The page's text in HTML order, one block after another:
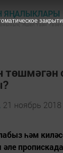
ЯҢАЛЫКЛАРЫ
"Яшел Үзән"
төшмәгән
21 ноябрь
һәм
әле